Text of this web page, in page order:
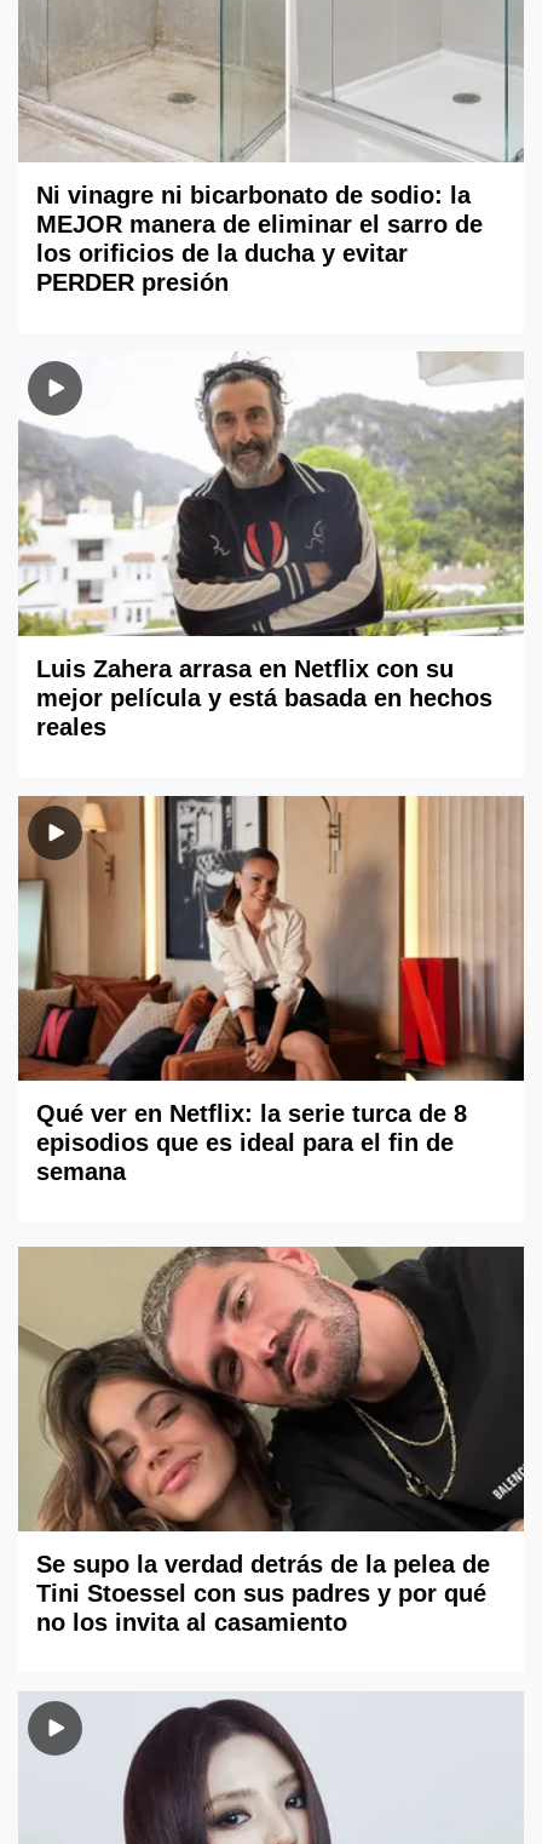
Ni vinagre ni bicarbonato de sodio: la
MEJOR manera de eliminar el sarro de
los orificios de la ducha y evitar
PERDER presión
Luis Zahera arrasa en Netflix con su
mejor película y está basada en hechos
reales
Qué ver en Netflix: la serie turca de 8
episodios que es ideal para el fin de
semana
Se supo la verdad detrás de la pelea de
Tini Stoessel con sus padres y por qué
no los invita al casamiento